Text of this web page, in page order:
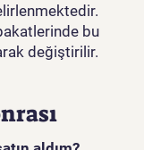
bu
değiştirilir.